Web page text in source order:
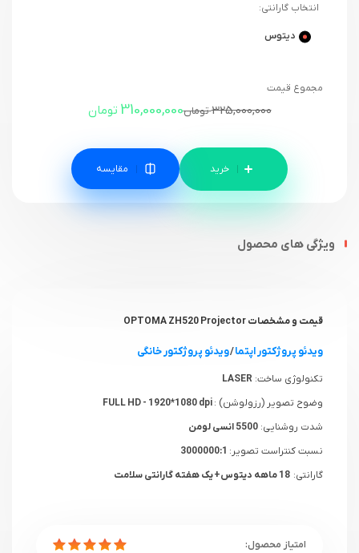
انتخاب گارانتی:
دیتوس
مجموع قیمت
325,000,000تومان310,000,000 تومان
مقایسه
ویژگی های محصول
قیمت و مشخصاتOPTOMA ZH520 Projector
ویدئو پروژکتور اپتما/ویدئو پروژکتور خانگی
تکنولوژی ساخت: LASER
وضوح تصویر (رزولوشن) :
شدت روشنایی: 5500 انسی لومن
نسبت کنتراست تصویر:
گارانتی: